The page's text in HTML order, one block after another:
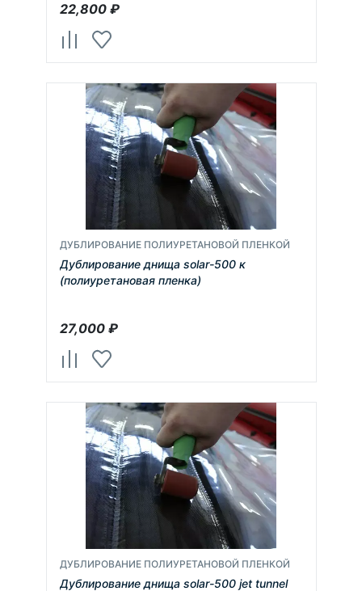
22,800₽
ДУБЛИРОВАНИЕ ПОЛИУРЕТАНОВОЙ ПЛЕНКОЙ
Дублирование днища solar-500 к
(полиуретановая пленка)
27,000₽
ДУБЛИРОВАНИЕ ПОЛИУРЕТАНОВОЙ ПЛЕНКОЙ
Дублирование днища solar-500 jet tunnel